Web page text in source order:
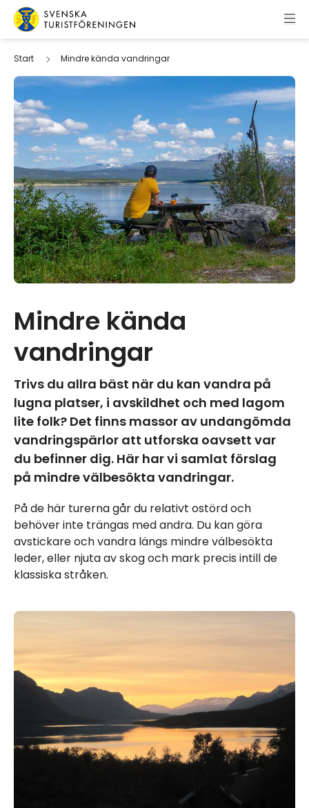
Hoppa till innehåll
Svenska Turistföreningen
Start Mindre kända vandringar
Mindre kända
vandringar
Trivs du allra bäst när du kan vandra på
lugna platser, i avskildhet och med lagom
lite folk? Det finns massor av undangömda
vandringspärlor att utforska oavsett var
du befinner dig. Här har vi samlat förslag
på mindre välbesökta vandringar.
På de här turerna går du relativt ostörd och
behöver inte trängas med andra. Du kan göra
avstickare och vandra längs mindre välbesökta
leder, eller njuta av skog och mark precis intill de
klassiska stråken.